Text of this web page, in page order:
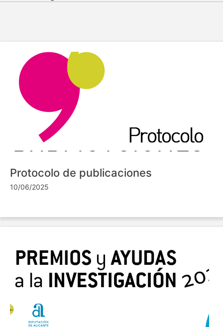
Protocolo de publicaciones
10/06/2025